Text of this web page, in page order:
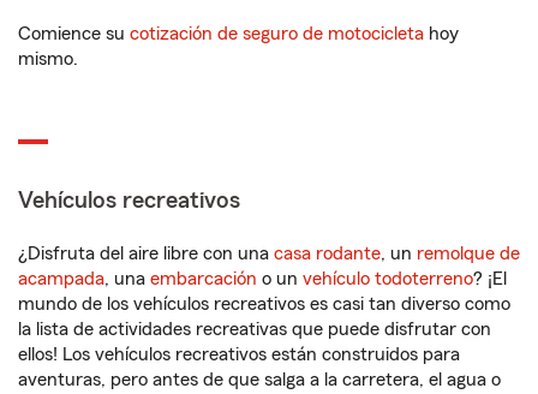
Comience su cotización de seguro de motocicleta hoy
mismo.
Vehículos recreativos
¿Disfruta del aire libre con una casa rodante, un remolque de
acampada, una embarcación o un vehículo todoterreno? ¡El
mundo de los vehículos recreativos es casi tan diverso como
la lista de actividades recreativas que puede disfrutar con
ellos! Los vehículos recreativos están construidos para
aventuras, pero antes de que salga a la carretera, el agua o